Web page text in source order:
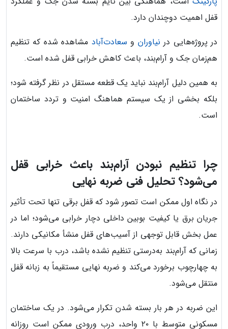
قفل اهمیت دوچندان دارد.
در پروژه‌هایی در نیاوران و سعادت‌آباد مشاهده شده که تنظیم
هم‌زمان جک و آرام‌بند، باعث کاهش خرابی قفل شده است.
به همین دلیل آرام‌بند نباید یک قطعه مستقل در نظر گرفته شود؛
بلکه بخشی از یک سیستم هماهنگ امنیت و تردد ساختمان
است.
چرا تنظیم نبودن آرام‌بند باعث خرابی قفل
می‌شود؟ تحلیل فنی ضربه نهایی
در نگاه اول ممکن است تصور شود که قفل برقی تنها تحت تأثیر
جریان برق یا کیفیت بوبین داخلی دچار خرابی می‌شود؛ اما در
عمل بخش قابل توجهی از آسیب‌های قفل منشأ مکانیکی دارند.
زمانی که آرام‌بند به‌درستی تنظیم نشده باشد، درب با سرعت بالا
به چهارچوب برخورد می‌کند و ضربه نهایی مستقیماً به زبانه قفل
منتقل می‌شود.
این ضربه در هر بار بسته شدن تکرار می‌شود. در یک ساختمان
مسکونی متوسط با ۲۰ واحد، درب ورودی ممکن است روزانه